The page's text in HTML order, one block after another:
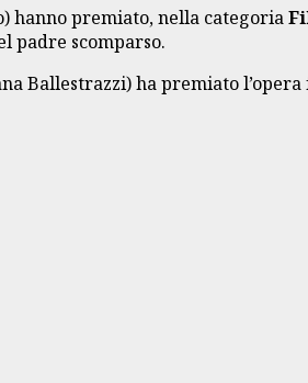
hanno premiato, nella categoria
padre scomparso.
Ballestrazzi) ha premiato l’opera